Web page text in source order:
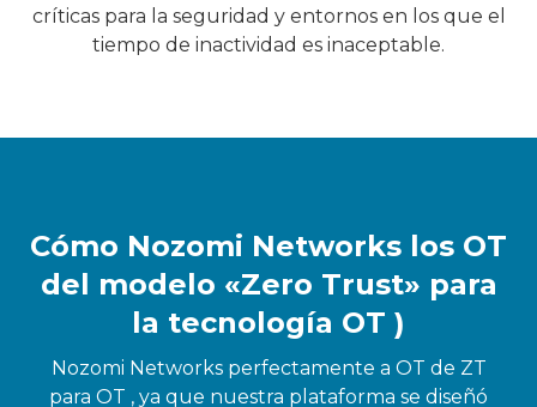
críticas para la seguridad y entornos en los que el
tiempo de inactividad es inaceptable.
Cómo Nozomi Networks los OT
del modelo «Zero Trust» para
la tecnología OT )
Nozomi Networks perfectamente a OT de ZT
para OT , ya que nuestra plataforma se diseñó